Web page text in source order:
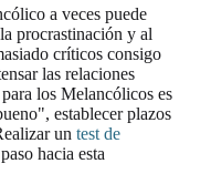
a veces puede
procrastinación y al
críticos consigo
las relaciones
los Melancólicos es
establecer plazos
un test de
hacia esta